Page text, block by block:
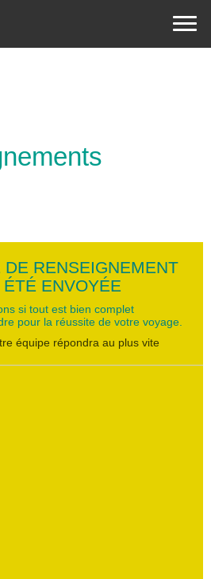
RENSEIGNEMENT
ENVOYÉE
si tout est bien complet
pour la réussite de votre voyage.
équipe répondra au plus vite